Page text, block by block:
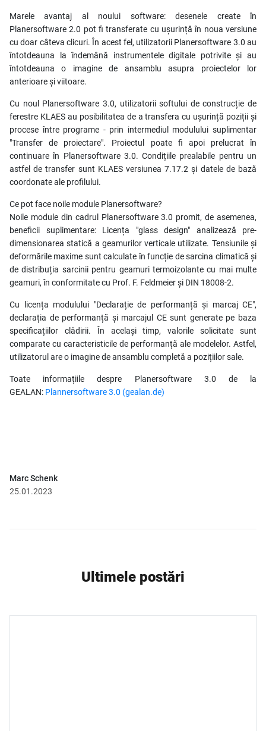
Marele avantaj al noului software: desenele create în
Planersoftware 2.0 pot fi transferate cu ușurință în noua versiune
cu doar câteva clicuri. În acest fel, utilizatorii Planersoftware 3.0 au
întotdeauna la îndemână instrumentele digitale potrivite și au
întotdeauna o imagine de ansamblu asupra proiectelor lor
anterioare și viitoare.
Cu noul Planersoftware 3.0, utilizatorii softului de construcție de
ferestre KLAES au posibilitatea de a transfera cu ușurință poziții și
procese între programe - prin intermediul modulului suplimentar
"Transfer de proiectare". Proiectul poate fi apoi prelucrat în
continuare în Planersoftware 3.0. Condițiile prealabile pentru un
astfel de transfer sunt KLAES versiunea 7.17.2 și datele de bază
coordonate ale profilului.
Ce pot face noile module Planersoftware?
Noile module din cadrul Planersoftware 3.0 promit, de asemenea,
beneficii suplimentare: Licența "glass design" analizează pre-
dimensionarea statică a geamurilor verticale utilizate. Tensiunile și
deformările maxime sunt calculate în funcție de sarcina climatică și
de distribuția sarcinii pentru geamuri termoizolante cu mai multe
geamuri, în conformitate cu Prof. F. Feldmeier și DIN 18008-2.
Cu licența modulului "Declarație de performanță și marcaj CE",
declarația de performanță și marcajul CE sunt generate pe baza
specificațiilor clădirii. În același timp, valorile solicitate sunt
comparate cu caracteristicile de performanță ale modelelor. Astfel,
utilizatorul are o imagine de ansamblu completă a pozițiilor sale.
Toate informațiile despre Planersoftware 3.0 de la
GEALAN: Plannersoftware 3.0 (gealan.de)
Marc Schenk
25.01.2023
Ultimele postări